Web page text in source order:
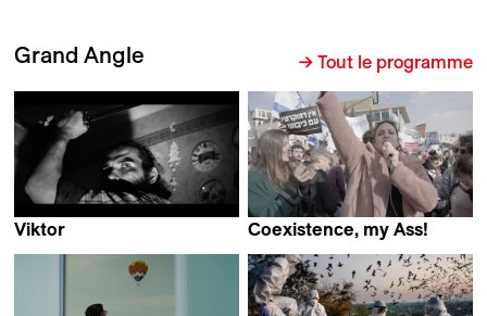
Grand Angle → Tout le programme
Viktor
Coexistence, my Ass!